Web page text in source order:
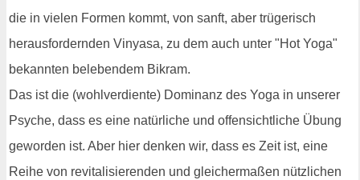
die in vielen Formen kommt, von sanft, aber trügerisch
herausfordernden Vinyasa, zu dem auch unter "Hot Yoga"
bekannten belebendem Bikram.
Das ist die (wohlverdiente) Dominanz des Yoga in unserer
Psyche, dass es eine natürliche und offensichtliche Übung
geworden ist. Aber hier denken wir, dass es Zeit ist, eine
Reihe von revitalisierenden und gleichermaßen nützlichen